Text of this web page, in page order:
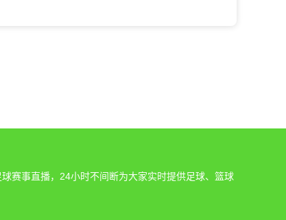
赛事直播，24小时不间断为大家实时提供足球、篮球